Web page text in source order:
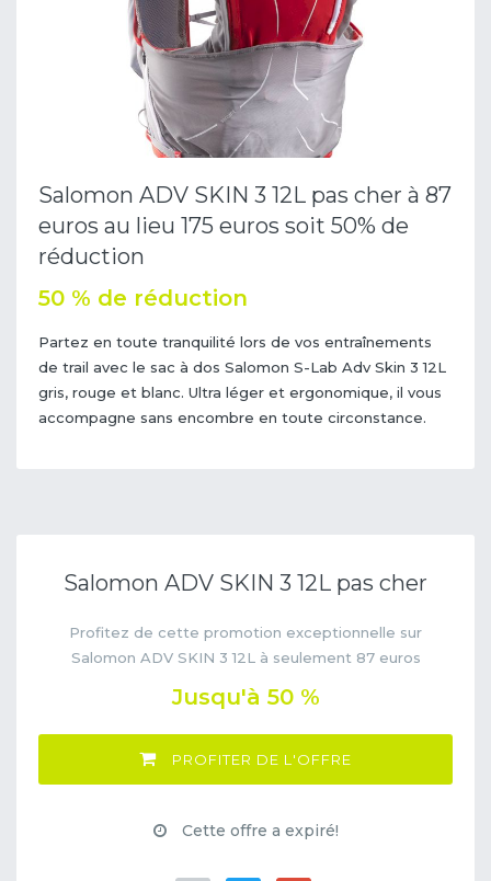
Salomon ADV SKIN 3 12L pas cher à 87
euros au lieu 175 euros soit 50% de
réduction
50 % de réduction
Partez en toute tranquilité lors de vos entraînements
de trail avec le sac à dos Salomon S-Lab Adv Skin 3 12L
gris, rouge et blanc. Ultra léger et ergonomique, il vous
accompagne sans encombre en toute circonstance.
Salomon ADV SKIN 3 12L pas cher
Profitez de cette promotion exceptionnelle sur
Salomon ADV SKIN 3 12L à seulement 87 euros
Jusqu'à 50 %
PROFITER DE L'OFFRE
Cette offre a expiré!